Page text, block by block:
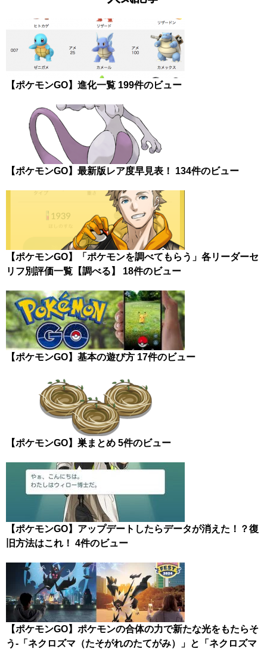
【ポケモンGO】進化一覧 199件のビュー
【ポケモンGO】最新版レア度早見表！ 134件のビュー
【ポケモンGO】「ポケモンを調べてもらう」各リーダーセ
リフ別評価一覧【調べる】
18件のビュー
【ポケモンGO】基本の遊び方 17件のビュー
【ポケモンGO】巣まとめ 5件のビュー
【ポケモンGO】アップデートしたらデータが消えた！？復
旧方法はこれ！ 4件のビュー
【ポケモンGO】ポケモンの合体の力で新たな光をもたらそ
う-「ネクロズマ（たそがれのたてがみ）」と「ネクロズマ